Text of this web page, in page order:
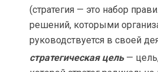
(стратегия — это набор
решений, которыми
руководствуется в своей
стратегическая цель—